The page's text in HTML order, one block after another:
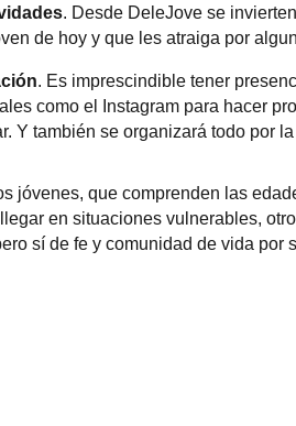
. Desde DeleJove se
de hoy y que les atraiga por
. Es imprescindible tener
como el Instagram para hacer
Y también se organizará todo por
jóvenes, que comprenden las
en situaciones vulnerables,
sí de fe y comunidad de vida por